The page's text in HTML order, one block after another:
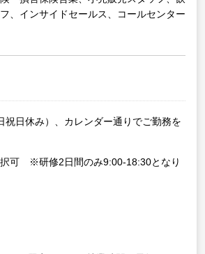
、インサイドセールス、コールセンター
祝日休み）、カレンダー通りでご勤務を
可 ※研修2日間のみ9:00-18:30となり